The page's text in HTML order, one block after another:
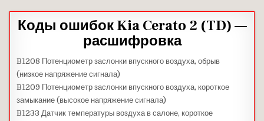
Коды ошибок Kia Cerato 2 (TD) —
расшифровка
B1208 Потенциометр заслонки впускного воздуха, обрыв
(низкое напряжение сигнала)
B1209 Потенциометр заслонки впускного воздуха, короткое
замыкание (высокое напряжение сигнала)
B1233 Датчик температуры воздуха в салоне, короткое